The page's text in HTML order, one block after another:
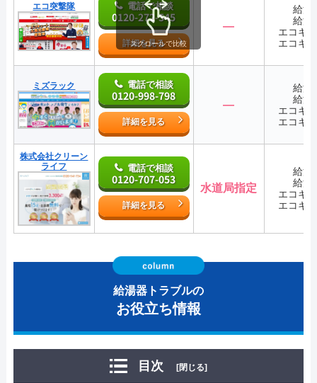
エコ突撃隊 電話で相談
0120-272-545
詳細を見る
―
給湯
給湯
エコキ
エコキ
ミズラック 電話で相談
0120-998-798
詳細を見る
―
給湯
給湯
エコキ
エコキ
株式会社クリーン
ライフ
電話で相談
0120-707-053
詳細を見る
水道局指定
給湯
給湯
エコキ
エコキ
スクロールで比較
給湯器トラブルの
お役立ち情報
目次 [閉じる]